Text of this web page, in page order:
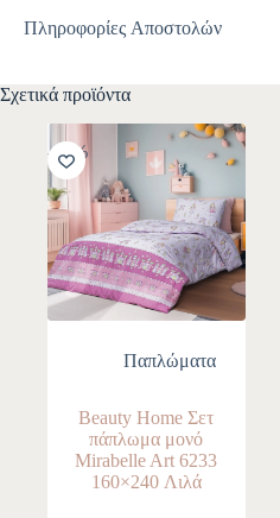
Πληροφορίες Αποστολών
Σχετικά προϊόντα
-10%
Παπλώματα
Beauty Home Σετ
πάπλωμα μονό
Mirabelle Art 6233
160×240 Λιλά